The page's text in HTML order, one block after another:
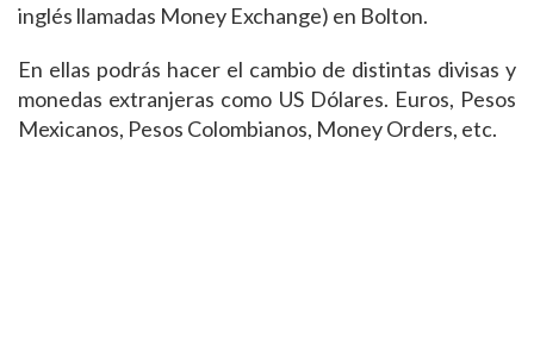
inglés llamadas Money Exchange) en Bolton.
En ellas podrás hacer el cambio de distintas divisas y
monedas extranjeras como US Dólares. Euros, Pesos
Mexicanos, Pesos Colombianos, Money Orders, etc.